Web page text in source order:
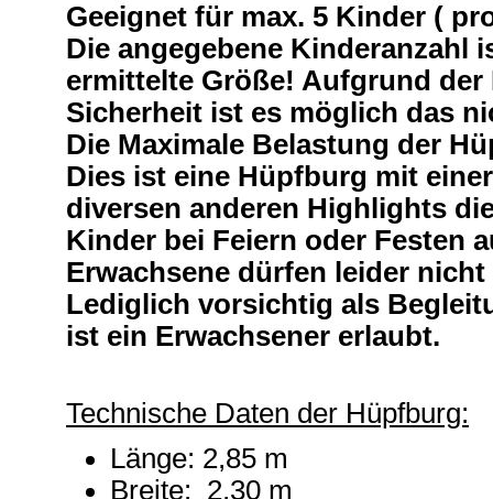
Geeignet für max. 5 Kinder (
Die angegebene Kinderanzahl
ermittelte Größe! Aufgrund
Sicherheit ist es möglich das
Die Maximale Belastung der
Dies ist eine Hüpfburg mit
diversen anderen Highlights
Kinder bei Feiern oder Festen
Erwachsene dürfen leider
Lediglich vorsichtig als
ist ein Erwachsener erlaubt.
Technische Daten der Hüpfburg:
Länge: 2,85 m
Breite: 2,30 m